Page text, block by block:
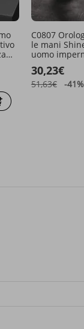
C0807
le mani
uomo
30,23€
51,63€ -41%